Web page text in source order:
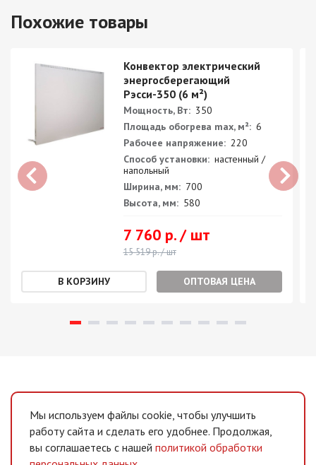
Похожие товары
Конвектор электрический
энергосберегающий
Рэсси-350 (6 м²)
Мощность, Вт: 350
Площадь обогрева max, м²: 6
Рабочее напряжение: 220
Способ установки: настенный /
напольный
Ширина, мм: 700
Высота, мм: 580
7 760 р. / шт
15 519 р. / шт
ОПТОВАЯ ЦЕНА
Мы используем файлы cookie, чтобы улучшить
работу сайта и сделать его удобнее. Продолжая,
вы соглашаетесь с нашей политикой обработки